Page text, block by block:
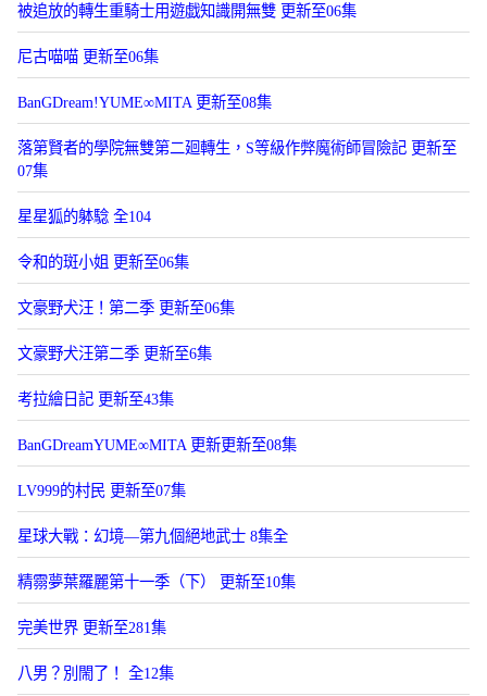
被追放的轉生重騎士用遊戯知識開無雙 更新至06集
尼古喵喵 更新至06集
BanGDream!YUME∞MITA 更新至08集
落第賢者的學院無雙第二廻轉生，S等級作弊魔術師冒險記 更新至
07集
星星狐的躰騐 全104
令和的斑小姐 更新至06集
文豪野犬汪！第二季 更新至06集
文豪野犬汪第二季 更新至6集
考拉繪日記 更新至43集
BanGDreamYUME∞MITA 更新更新至08集
LV999的村民 更新至07集
星球大戰：幻境—第九個絕地武士 8集全
精霛夢葉羅麗第十一季（下） 更新至10集
完美世界 更新至281集
八男？別閙了！ 全12集